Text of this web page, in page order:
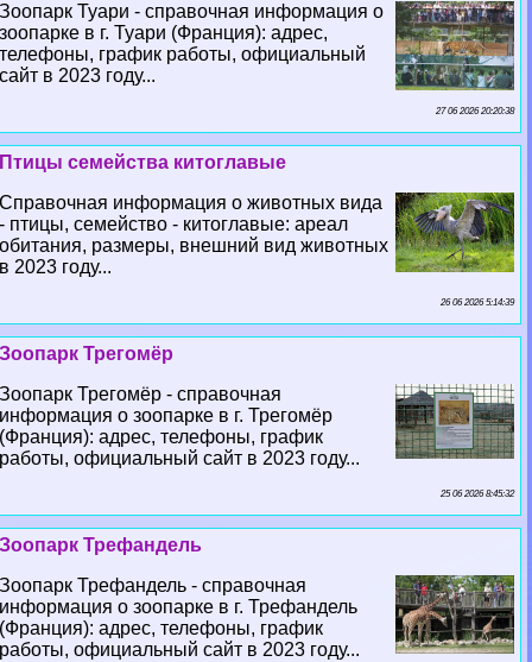
Зоопарк Туари - справочная информация о
зоопарке в г. Туари (Франция): адрес,
телефоны, график работы, официальный
сайт в 2023 году...
27 06 2026 20:20:38
Птицы семейства китоглавые
Справочная информация о животных вида
- птицы, семейство - китоглавые: ареал
обитания, размеры, внешний вид животных
в 2023 году...
26 06 2026 5:14:39
Зоопарк Трегомёр
Зоопарк Трегомёр - справочная
информация о зоопарке в г. Трегомёр
(Франция): адрес, телефоны, график
работы, официальный сайт в 2023 году...
25 06 2026 8:45:32
Зоопарк Трефандель
Зоопарк Трефандель - справочная
информация о зоопарке в г. Трефандель
(Франция): адрес, телефоны, график
работы, официальный сайт в 2023 году...